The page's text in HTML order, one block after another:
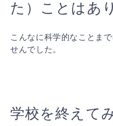
た）ことはあ
こんなに科学的なことま
せんでした。
学校を終えて